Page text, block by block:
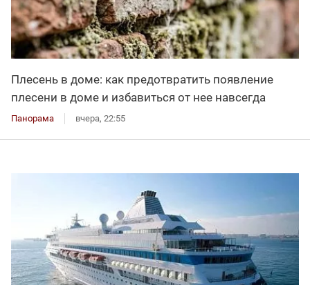
Плесень в доме: как предотвратить появление
плесени в доме и избавиться от нее навсегда
Панорама вчера, 22:55